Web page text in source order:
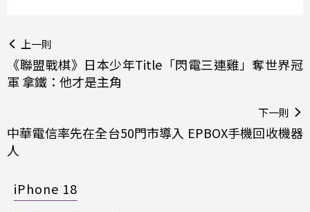
上一則
《聯盟戰棋》日本少年Title「閃電三連雞」奪世界冠
軍 拿鐵：他才是主角
下一則
中華電信率先在全台50門市導入 EPBOX手機回收機器
人
iPhone 18